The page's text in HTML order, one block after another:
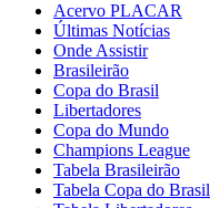
Acervo PLACAR
Últimas Notícias
Onde Assistir
Brasileirão
Copa do Brasil
Libertadores
Copa do Mundo
Champions League
Tabela Brasileirão
Tabela Copa do Brasil